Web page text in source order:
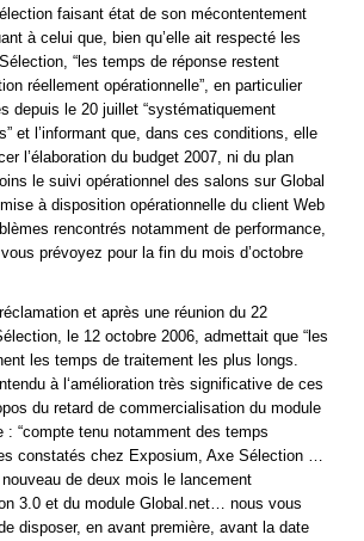
faisant état de son mécontentement
à celui que, bien qu’elle ait respecté les
“les temps de réponse restent
réellement opérationnelle”, en particulier
depuis le 20 juillet “systématiquement
et l’informant que, dans ces conditions, elle
l’élaboration du budget 2007, ni du plan
le suivi opérationnel des salons sur Global
à disposition opérationnelle du client Web
rencontrés notamment de performance,
prévoyez pour la fin du mois d’octobre
et après une réunion du 22
le 12 octobre 2006, admettait que “les
les temps de traitement les plus longs.
à l‘amélioration très significative de ces
du retard de commercialisation du module
: “compte tenu notamment des temps
constatés chez Exposium, Axe Sélection …
de deux mois le lancement
3.0 et du module Global.net… nous vous
disposer, en avant première, avant la date